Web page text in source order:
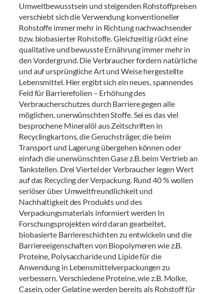
Umweltbewusstsein und steigenden Rohstoffpreisen
verschiebt sich die Verwendung konventioneller
Rohstoffe immer mehr in Richtung nachwachsender
bzw. biobasierter Rohstoffe. Gleichzeitig rückt eine
qualitative und bewusste Ernährung immer mehr in
den Vordergrund. Die Verbraucher fordern natürliche
und auf ursprüngliche Art und Weise hergestellte
Lebensmittel. Hier ergibt sich ein neues, spannendes
Feld für Barrierefolien – Erhöhung des
Verbraucherschutzes durch Barriere gegen alle
möglichen, unerwünschten Stoffe. Sei es das viel
besprochene Mineralöl aus Zeitschriften in
Recyclingkartons, die Geruchsträger, die beim
Transport und Lagerung übergehen können oder
einfach die unerwünschten Gase z.B. beim Vertrieb an
Tankstellen. Drei Viertel der Verbraucher legen Wert
auf das Recycling der Verpackung. Rund 40 % wollen
seriöser über Umweltfreundlichkeit und
Nachhaltigkeit des Produkts und des
Verpackungsmaterials informiert werden In
Forschungsprojekten wird daran gearbeitet,
biobasierte Barriereschichten zu entwickeln und die
Barriereeigenschaften von Biopolymeren wie z.B.
Proteine, Polysaccharide und Lipide für die
Anwendung in Lebensmittelverpackungen zu
verbessern. Verschiedene Proteine, wie z.B. Molke,
Casein, oder Gelatine werden bereits als Rohstoff für